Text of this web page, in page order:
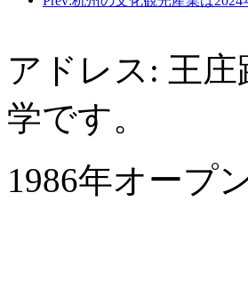
アドレス: 王
学です。
1986年オープ